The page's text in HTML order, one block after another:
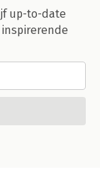
up-to-date